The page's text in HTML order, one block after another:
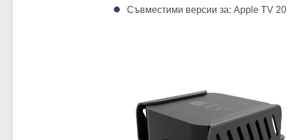
Съвместими версии за: Apple TV